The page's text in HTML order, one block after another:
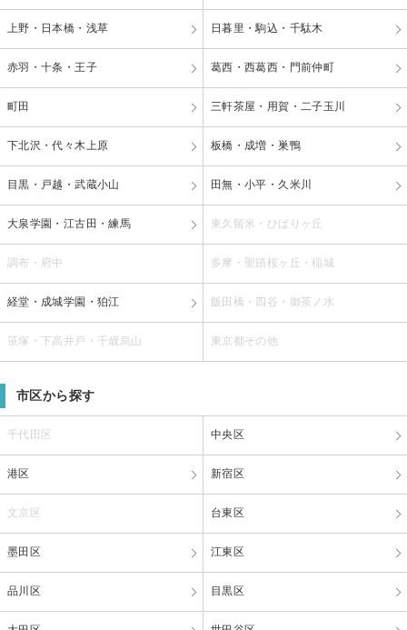
上野・日本橋・浅草 日暮里・駒込・千駄木
赤羽・十条・王子 葛西・西葛西・門前仲町
町田 三軒茶屋・用賀・二子玉川
下北沢・代々木上原 板橋・成増・巣鴨
目黒・戸越・武蔵小山 田無・小平・久米川
大泉学園・江古田・練馬 東久留米・ひばりヶ丘
調布・府中 多摩・聖蹟桜ヶ丘・稲城
経堂・成城学園・狛江 飯田橋・四谷・御茶ノ水
笹塚・下高井戸・千歳烏山 東京都その他
市区から探す
千代田区 中央区
港区 新宿区
文京区 台東区
墨田区 江東区
品川区 目黒区